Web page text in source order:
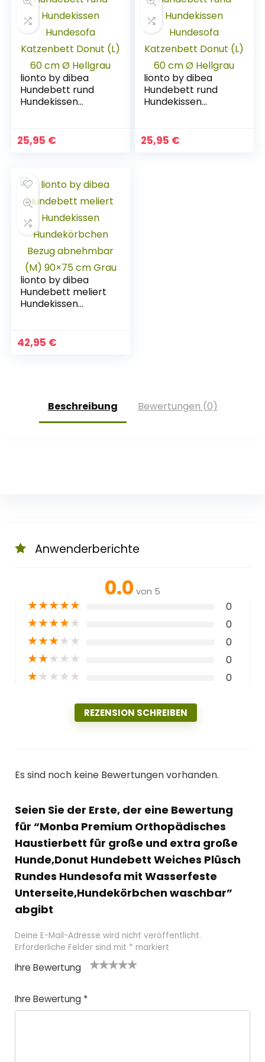
lionto by dibea
Hundebett rund
Hundekissen
(L) 60 cm Ø
Hellgrau
25,95 €
lionto by dibea
Hundebett rund
Hundekissen
(L) 60 cm Ø
Hellgrau
25,95 €
lionto by dibea
Hundebett meliert
Hundekissen
(M) 90×75 cm Grau
42,95 €
Beschreibung Bewertungen (0)
Anwenderberichte
0.0 von 5
★★★★★ 0
★★★★★ 0
★★★★★ 0
★★★★★ 0
★★★★★ 0
REZENSION SCHREIBEN
Es sind noch keine Bewertungen vorhanden.
Seien Sie der Erste, der eine Bewertung
für “Monba Premium Orthopädisches
Haustierbett für große und extra große
Hunde,Donut Hundebett Weiches Plüsch
Rundes Hundesofa mit Wasserfeste
Unterseite,Hundekörbchen waschbar”
abgibt
Deine E-Mail-Adresse wird nicht veröffentlicht.
Erforderliche Felder sind mit * markiert
Ihre Bewertung
o
5 St
nen
en
Ihre Bewertung *